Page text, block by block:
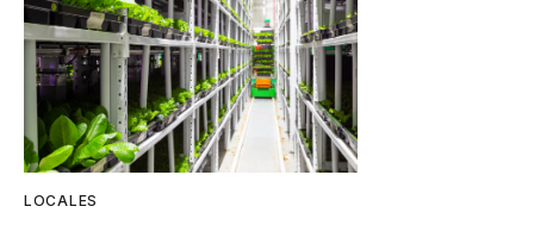
LOCALES